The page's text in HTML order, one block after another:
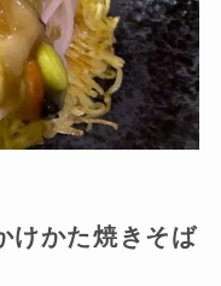
けかた焼きそば